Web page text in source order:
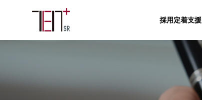
採用定着支援